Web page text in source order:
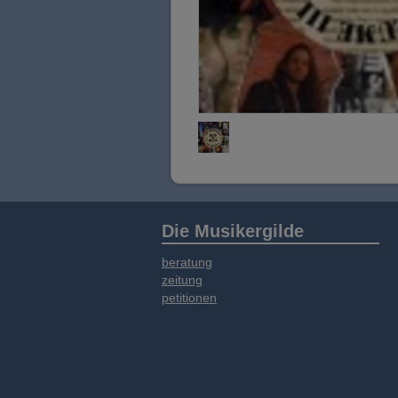
Die Musikergilde
beratung
zeitung
petitionen